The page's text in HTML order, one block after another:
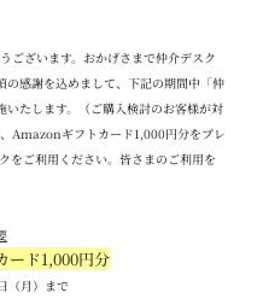
ございます。おかげさまで仲介デスク
の感謝を込めまして、下記の期間中「仲
いたします。（ご購入検討のお客様が対
Amazonギフトカード1,000円分をプレ
をご利用ください。 皆さまのご利用を
ード1,000円分
日（月）まで